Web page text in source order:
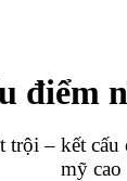
điểm
trội – kết cấu
mỹ cao